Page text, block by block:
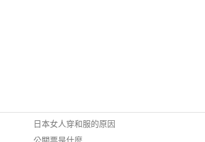
日本女人穿和服的原因